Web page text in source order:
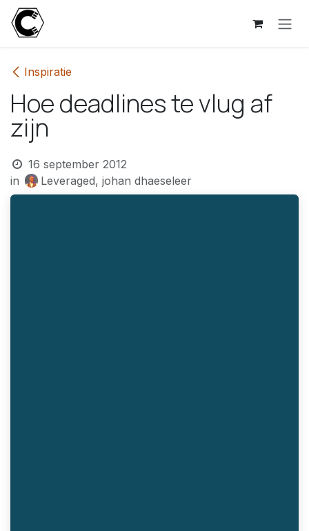
Overslaan naar inhoud
Inspiratie
Hoe deadlines te vlug af
zijn
16 september 2012
in
Leveraged, johan dhaeseleer